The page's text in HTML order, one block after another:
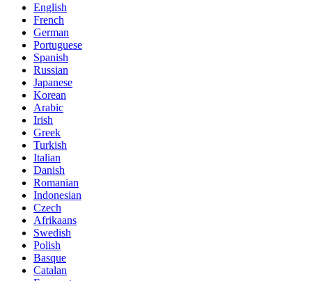
English
French
German
Portuguese
Spanish
Russian
Japanese
Korean
Arabic
Irish
Greek
Turkish
Italian
Danish
Romanian
Indonesian
Czech
Afrikaans
Swedish
Polish
Basque
Catalan